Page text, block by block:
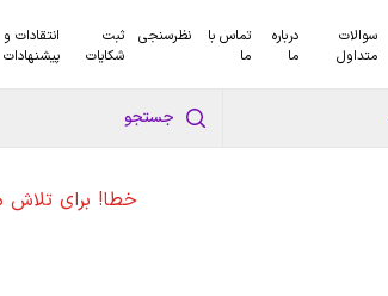
سوالات
متداول
درباره
ما
تماس با
ما
نظرسنجی
ثبت
شکایات
انتقادات و
پیشنهادات
جستجو
خطا! برای تلاش